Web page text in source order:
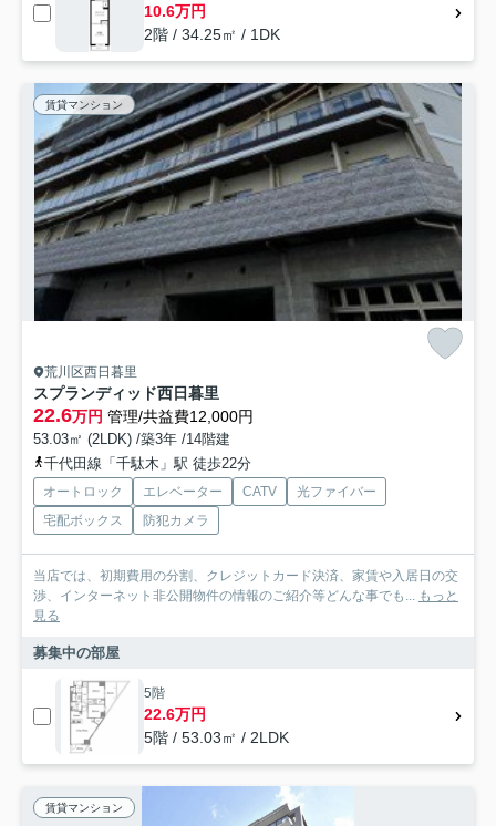
10.6万円
2階 / 34.25㎡ / 1DK
賃貸マンション
荒川区西日暮里
スプランディッド西日暮里
22.6万円 管理/共益費12,000円
53.03㎡ (2LDK) /築3年 /14階建
千代田線「千駄木」駅 徒歩22分
オートロック エレベーター CATV
光ファイバー
宅配ボックス
防犯カメラ
当店では、初期費用の分割、クレジットカード決済、家賃や入居日の交
渉、インターネット非公開物件の情報のご紹介等どんな事でも... もっと
見る
募集中の部屋
5階
22.6万円
5階 / 53.03㎡ / 2LDK
賃貸マンション